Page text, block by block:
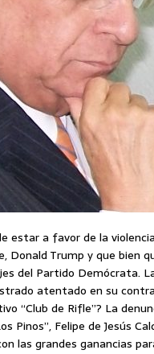
estar a favor de la
Donald Trump y que bien
del Partido Demócrata.
atentado en su
“Club de Rifle”? La
Pinos”, Felipe de Jesús
las grandes ganancias